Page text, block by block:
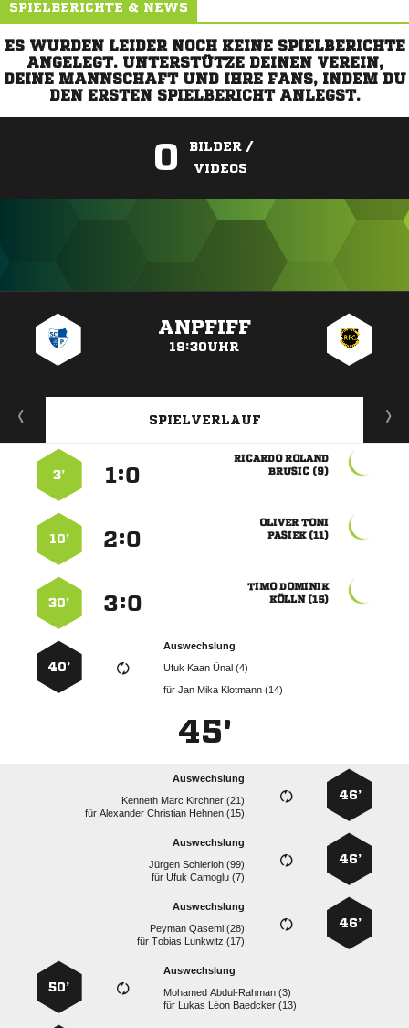
SPIELBERICHTE & NEWS
ES WURDEN LEIDER NOCH KEINE SPIELBERICHTE
ANGELEGT. UNTERSTÜTZE DEINEN VEREIN,
DEINE MANNSCHAFT UND IHRE FANS, INDEM DU
DEN ERSTEN SPIELBERICHT ANLEGST.
0
BILDER /
VIDEOS
ANPFIFF
19:30UHR
SPIELVERLAUF
 
 
:
3’
 
 
:
10’
 
 
:
30’
Auswechslung
   
für   
40’
45'
46’
Auswechslung
   
für   
46’
Auswechslung
  
für  
46’
Auswechslung
  
für  
Auswechslung
  
für    
50’